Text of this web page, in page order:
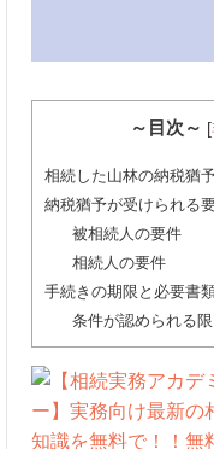
～目次～ [
相続した山林の納税猶
納税猶予が受けられる
被相続人の要件
相続人の要件
手続きの期限と必要書
条件が認められる